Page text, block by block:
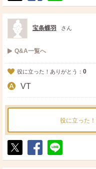
ポ
ス
ト
シ
ェ
送
る
宝条蝶羽 さん
Q&A一覧へ
役に立った！ありがとう： 0
VT
役に立った！
ポ
ス
シ
ェ
送
る